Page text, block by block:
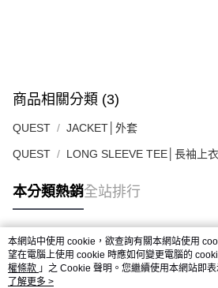
商品相關分類 (3)
QUEST JACKET│外套
QUEST LONG SLEEVE TEE│長袖上衣
本分類熱銷全站排行
熱門標籤
本網站中使用 cookie，欲查詢有關本網站使用
望在電腦上使用 cookie 時應如何變更電腦的
權條款 」之 Cookie 聲明。您繼續使用本網站即
用條款之 Cookie 聲明使用 cookie。
了解更多 >